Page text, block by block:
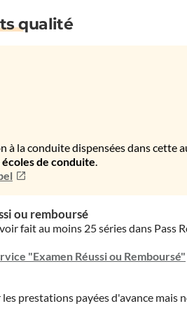
qualité
à la conduite dispensées dans
de conduite.
ou remboursé
fait au moins 25 séries dans Pass
"Examen Réussi ou Remboursé"
prestations payées d'avance mais